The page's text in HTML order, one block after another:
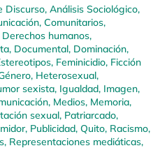
Discurso, Análisis Sociológico,
, Comunitarios,
Derechos humanos,
, Documental, Dominación,
, Feminicidio, Ficción
, Heterosexual,
sexista, Igualdad, Imagen,
, Medios, Memoria,
sexual, Patriarcado,
, Publicidad, Quito, Racismo,
, Representaciones mediáticas,